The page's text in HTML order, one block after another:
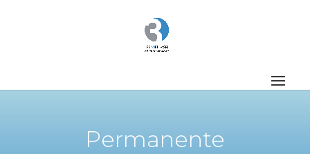
Permanente